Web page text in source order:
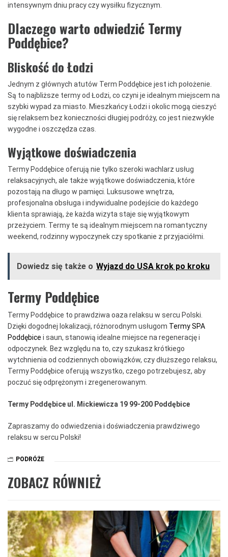
intensywnym dniu pracy czy wysiłku fizycznym.
Dlaczego warto odwiedzić Termy
Poddębice?
Bliskość do Łodzi
Jednym z głównych atutów Term Poddębice jest ich położenie.
Są to najbliższe termy od Łodzi, co czyni je idealnym miejscem na
szybki wypad za miasto. Mieszkańcy Łodzi i okolic mogą cieszyć
się relaksem bez konieczności długiej podróży, co jest niezwykle
wygodne i oszczędza czas.
Wyjątkowe doświadczenia
Termy Poddębice oferują nie tylko szeroki wachlarz usług
relaksacyjnych, ale także wyjątkowe doświadczenia, które
pozostają na długo w pamięci. Luksusowe wnętrza,
profesjonalna obsługa i indywidualne podejście do każdego
klienta sprawiają, że każda wizyta staje się wyjątkowym
przeżyciem. Termy te są idealnym miejscem na romantyczny
weekend, rodzinny wypoczynek czy spotkanie z przyjaciółmi.
Dowiedz się także o Wyjazd do USA krok po kroku
Termy Poddębice
Termy Poddębice to prawdziwa oaza relaksu w sercu Polski.
Dzięki dogodnej lokalizacji, różnorodnym usługom Termy SPA
Poddębice i saun, stanowią idealne miejsce na regenerację i
odpoczynek. Bez względu na to, czy szukasz krótkiego
wytchnienia od codziennych obowiązków, czy dłuższego relaksu,
Termy Poddębice oferują wszystko, czego potrzebujesz, aby
poczuć się odprężonym i zregenerowanym.
Termy Poddębice ul. Mickiewicza 19 99-200 Poddębice
Zapraszamy do odwiedzenia i doświadczenia prawdziwego
relaksu w sercu Polski!
PODRÓŻE
ZOBACZ RÓWNIEŻ